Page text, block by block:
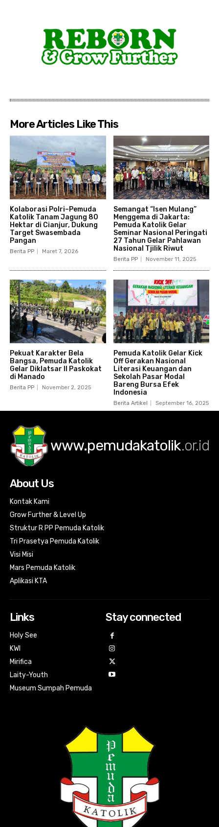
More Articles Like This
Kolaborasi Polri–Pemuda
Katolik Tanam Jagung 80
Hektar di Cianjur, Dukung
Target Swasembada
Pangan
Berita PP Maret 7, 2026
Semangat “Isen Mulang”
Menggema di Jakarta:
Pemuda Katolik Gelar
Seminar Nasional Peringati
27 Tahun Gelar Pahlawan
Nasional Tjilik Riwut
Berita PP November 11, 2025
Pekuat Karakter Bela
Bangsa, Pemuda Katolik
Gelar Diklatsar II Paskokat
di Manado
Berita PP November 2, 2025
Pemuda Katolik Gelar Kick
Off Gerakan Nasional
Literasi Keuangan dan
Sekolah Pasar Modal
Bareng Bursa Efek
Indonesia
Berita Artikel September 16, 2025
www.pemudakatolik.or.id
About Us
Kontak Kami
Grow Further & Level Up
Struktur R PP Pemuda Katolik
Tri Prasetya Pemuda Katolik
Visi Misi
Mars Pemuda Katolik
Aplikasi KTA
Links
Holy See
KWI
Mirifica
Laity-Youth
Museum Sumpah Pemuda
Stay connected